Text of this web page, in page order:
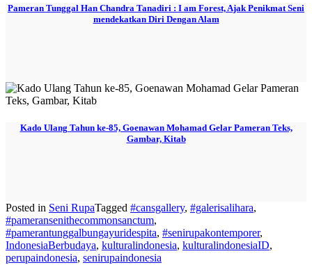
Pameran Tunggal Han Chandra Tanadiri : I am Forest, Ajak Penikmat Seni
mendekatkan Diri Dengan Alam
Kado Ulang Tahun ke-85, Goenawan Mohamad Gelar Pameran Teks,
Gambar, Kitab
Posted in Seni RupaTagged #cansgallery, #galerisalihara,
#pameransenithecommonsanctum,
#pamerantunggalbungayuridespita, #senirupakontemporer,
IndonesiaBerbudaya, kulturalindonesia, kulturalindonesiaID,
perupaindonesia, senirupaindonesia